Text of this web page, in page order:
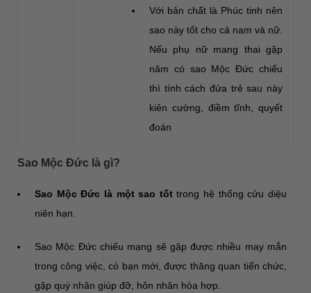
Với bản chất là Phúc tinh nên
sao này tốt cho cả nam và nữ.
Nếu phụ nữ mang thai gặp
năm có sao Mộc Đức chiếu
thì tính cách đứa trẻ sau này
kiên cường, điềm tĩnh, quyết
đoán
Sao Mộc Đức là gì?
Sao Mộc Đức là một sao tốttrong hệ thống cửu diệu
niên hạn.
Sao Mộc Đức chiếu mạng sẽ gặp được nhiều may mắn
trong công việc, có bạn mới, được thăng quan tiến chức,
gặp quý nhân giúp đỡ, hôn nhân hòa hợp.